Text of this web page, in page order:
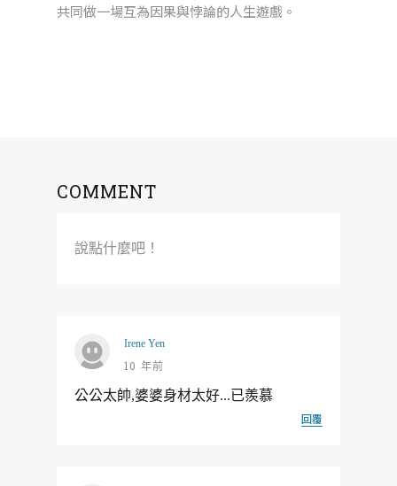
共同做一場互為因果與悖論的人生遊戲。
COMMENT
說點什麼吧！
Irene Yen
10 年前
公公太帥,婆婆身材太好...已羨慕
回覆